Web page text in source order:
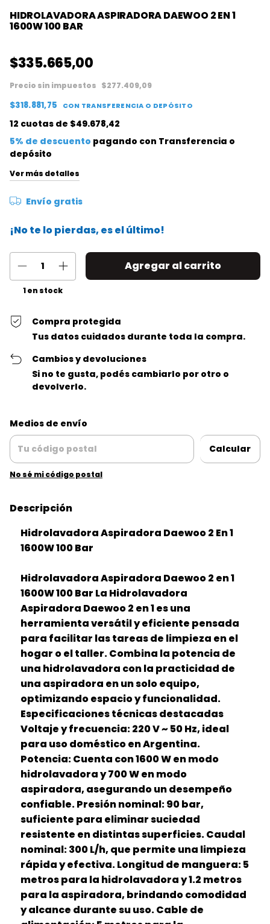
HIDROLAVADORA ASPIRADORA DAEWOO 2 EN 1
1600W 100 BAR
$335.665,00
Precio sin impuestos $277.409,09
$318.881,75 CON TRANSFERENCIA O DEPÓSITO
12 cuotas de $49.678,42
5% de descuento pagando con Transferencia o
depósito
Ver más detalles
Envío gratis
¡No te lo pierdas, es el último!
1en stock
Compra protegida
Tus datos cuidados durante toda la compra.
Cambios y devoluciones
Si no te gusta, podés cambiarlo por otro o
devolverlo.
Entregas para el CP:
Medios de envío
Calcular
No sé mi código postal
Descripción
Hidrolavadora Aspiradora Daewoo 2 En 1
1600W 100 Bar
Hidrolavadora Aspiradora Daewoo 2 en 1
1600W 100 Bar La Hidrolavadora
Aspiradora Daewoo 2 en 1 es una
herramienta versátil y eficiente pensada
para facilitar las tareas de limpieza en el
hogar o el taller. Combina la potencia de
una hidrolavadora con la practicidad de
una aspiradora en un solo equipo,
optimizando espacio y funcionalidad.
Especificaciones técnicas destacadas
Voltaje y frecuencia: 220 V ~ 50 Hz, ideal
para uso doméstico en Argentina.
Potencia: Cuenta con 1600 W en modo
hidrolavadora y 700 W en modo
aspiradora, asegurando un desempeño
confiable. Presión nominal: 90 bar,
suficiente para eliminar suciedad
resistente en distintas superficies. Caudal
nominal: 300 L/h, que permite una limpieza
rápida y efectiva. Longitud de manguera: 5
metros para la hidrolavadora y 1.2 metros
para la aspiradora, brindando comodidad
y alcance durante su uso. Cable de